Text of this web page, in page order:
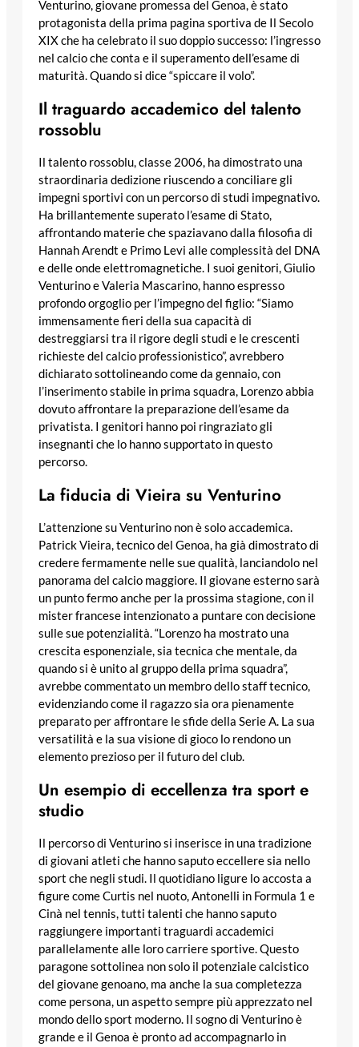
Venturino, giovane promessa del Genoa, è stato
protagonista della prima pagina sportiva de Il Secolo
XIX che ha celebrato il suo doppio successo: l’ingresso
nel calcio che conta e il superamento dell’esame di
maturità. Quando si dice “spiccare il volo”.
Il traguardo accademico del talento
rossoblu
Il talento rossoblu, classe 2006, ha dimostrato una
straordinaria dedizione riuscendo a conciliare gli
impegni sportivi con un percorso di studi impegnativo.
Ha brillantemente superato l’esame di Stato,
affrontando materie che spaziavano dalla filosofia di
Hannah Arendt e Primo Levi alle complessità del DNA
e delle onde elettromagnetiche. I suoi genitori, Giulio
Venturino e Valeria Mascarino, hanno espresso
profondo orgoglio per l’impegno del figlio: “Siamo
immensamente fieri della sua capacità di
destreggiarsi tra il rigore degli studi e le crescenti
richieste del calcio professionistico”, avrebbero
dichiarato sottolineando come da gennaio, con
l’inserimento stabile in prima squadra, Lorenzo abbia
dovuto affrontare la preparazione dell’esame da
privatista. I genitori hanno poi ringraziato gli
insegnanti che lo hanno supportato in questo
percorso.
La fiducia di Vieira su Venturino
L’attenzione su Venturino non è solo accademica.
Patrick Vieira, tecnico del Genoa, ha già dimostrato di
credere fermamente nelle sue qualità, lanciandolo nel
panorama del calcio maggiore. Il giovane esterno sarà
un punto fermo anche per la prossima stagione, con il
mister francese intenzionato a puntare con decisione
sulle sue potenzialità. “Lorenzo ha mostrato una
crescita esponenziale, sia tecnica che mentale, da
quando si è unito al gruppo della prima squadra”,
avrebbe commentato un membro dello staff tecnico,
evidenziando come il ragazzo sia ora pienamente
preparato per affrontare le sfide della Serie A. La sua
versatilità e la sua visione di gioco lo rendono un
elemento prezioso per il futuro del club.
Un esempio di eccellenza tra sport e
studio
Il percorso di Venturino si inserisce in una tradizione
di giovani atleti che hanno saputo eccellere sia nello
sport che negli studi. Il quotidiano ligure lo accosta a
figure come Curtis nel nuoto, Antonelli in Formula 1 e
Cinà nel tennis, tutti talenti che hanno saputo
raggiungere importanti traguardi accademici
parallelamente alle loro carriere sportive. Questo
paragone sottolinea non solo il potenziale calcistico
del giovane genoano, ma anche la sua completezza
come persona, un aspetto sempre più apprezzato nel
mondo dello sport moderno. Il sogno di Venturino è
grande e il Genoa è pronto ad accompagnarlo in